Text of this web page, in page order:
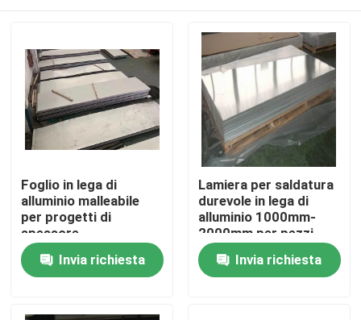
Casa
Prodotti
Video
Foglio in lega di
alluminio malleabile
per progetti di
spessore
personalizzato
Invia richiesta
Lamiera per saldatura
durevole in lega di
alluminio 1000mm-
2000mm per pezzi
meccanici
Invia richiesta